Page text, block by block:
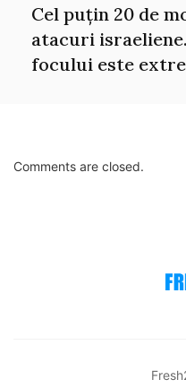
Cel puțin 20 de
atacuri
focului este
Comments are closed.